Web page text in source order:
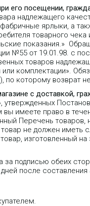
его посещении,
надлежащего
ярлыки, а
товарного чека
показания.»
№55 от 19.01.98. с
товаров
комплектации».
которому возврат не
с доставкой,
утвержденных
имеете право в
Перечень
не должен иметь
изготовленный на
за подписью обеих
после составления